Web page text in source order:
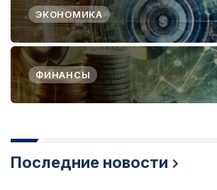
ЭКОНОМИКА
ФИНАНСЫ
Последние новости